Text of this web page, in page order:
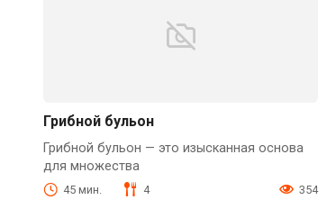
Грибной бульон
Грибной бульон — это изысканная основа
для множества
45 мин. 4 354